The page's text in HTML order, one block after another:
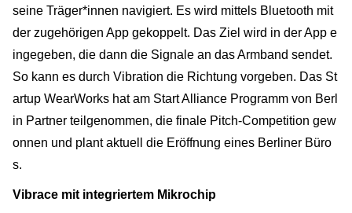
seine Träger*innen navigiert. Es wird mittels Bluetooth mit
der zugehörigen App gekoppelt. Das Ziel wird in der App e
ingegeben, die dann die Signale an das Armband sendet.
So kann es durch Vibration die Richtung vorgeben. Das St
artup WearWorks hat am Start Alliance Programm von Berl
in Partner teilgenommen, die finale Pitch-Competition gew
onnen und plant aktuell die Eröffnung eines Berliner Büro
s.
Vibrace mit integriertem Mikrochip